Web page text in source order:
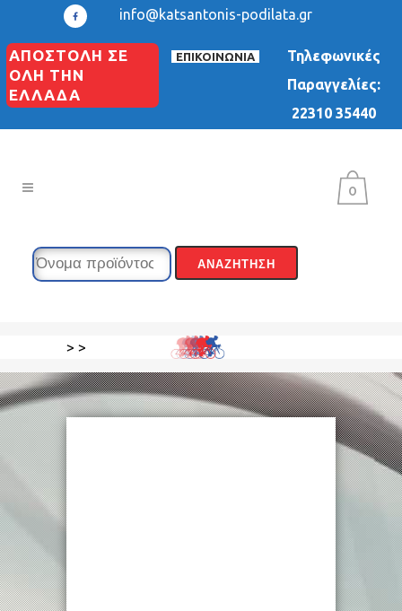
info@katsantonis-podilata.gr
ΑΠΟΣΤΟΛΗ ΣΕ
ΟΛΗ ΤΗΝ
ΕΛΛΑΔΑ
ΕΠΙΚΟΙΝΩΝΙΑ
Τηλεφωνικές
Παραγγελίες:
22310 35440
0
> >